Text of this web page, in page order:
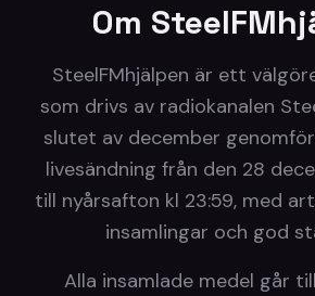
Om
SteelFMhjälpen är ett
som drivs av radiokanalen
slutet av december
livesändning från den 28
till nyårsafton kl 23:59, med
insamlingar och god
Alla insamlade medel går